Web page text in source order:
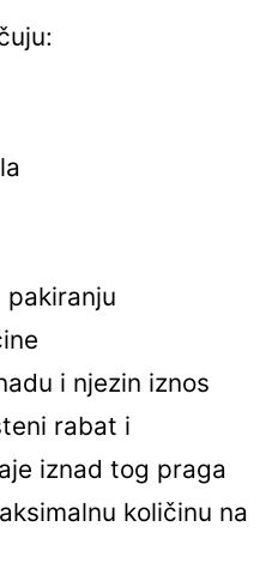
i njezin iznos
rabat i
iznad tog praga
količinu na